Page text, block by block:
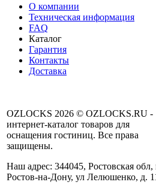
О компании
Техническая информация
FAQ
Каталог
Гарантия
Контакты
Доставка
OZLOCKS 2026 © OZLOCKS.RU -
интернет-каталог товаров для
оснащения гостиниц. Все права
защищены.
Наш адрес: 344045, Ростовская обл,
Ростов-на-Дону, ул Лелюшенко, д.